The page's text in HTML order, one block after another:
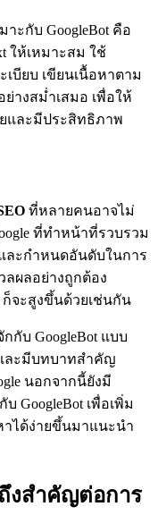
ะกับ GoogleBot คือ
ให้เหมาะสม ใช้
เบียบ เขียนเนื้อหาตาม
ย่างสม่ำเสมอ เพื่อให้
และมีประสิทธิภาพ
ที่หลายคนอาจไม่
ที่ทำหน้าที่รวบรวม
ละกำหนดอันดับในการ
ลผลอย่างถูกต้อง
จะสูงขึ้นด้วยเช่นกัน
บ GoogleBot แบบ
ละมีบทบาทสำคัญ
นอกจากนี้ยังมี
GoogleBot เพื่อเพิ่ม
ได้ง่ายขึ้นมาแนะนำ
งสำคัญต่อการ